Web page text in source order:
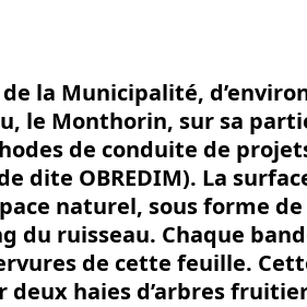
la Municipalité,
le Monthorin, sur sa
de conduite de
dite OBREDIM). La
naturel, sous forme
du ruisseau. Chaque
de cette feuille.
haies d’arbres